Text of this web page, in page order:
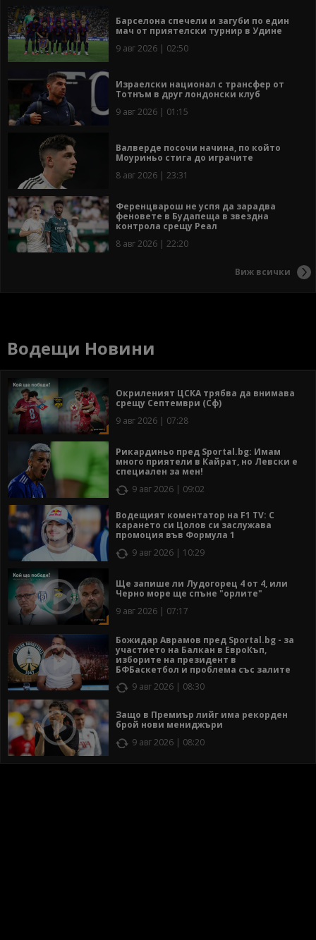
Барселона спечели и загуби по един
мач от приятелски турнир в Удине
9 авг 2026 | 02:50
Израелски национал с трансфер от
Тотнъм в друг лондонски клуб
9 авг 2026 | 01:15
Валверде посочи начина, по който
Моуриньо стига до играчите
8 авг 2026 | 23:31
Ференцварош не успя да зарадва
феновете в Будапеща в звездна
контрола срещу Реал
8 авг 2026 | 22:20
Виж всички
Водещи Новини
Окриленият ЦСКА трябва да внимава
срещу Септември (Сф)
9 авг 2026 | 07:28
Рикардиньо пред Sportal.bg: Имам
много приятели в Кайрат, но Левски е
специален за мен!
9 авг 2026 | 09:02
Водещият коментатор на F1 TV: С
карането си Цолов си заслужава
промоция във Формула 1
9 авг 2026 | 10:29
Ще запише ли Лудогорец 4 от 4, или
Черно море ще спъне "орлите"
9 авг 2026 | 07:17
Божидар Аврамов пред Sportal.bg - за
участието на Балкан в ЕвроКъп,
изборите на президент в
БФБаскетбол и проблема със залите
9 авг 2026 | 08:30
Защо в Премиър лийг има рекорден
брой нови мениджъри
9 авг 2026 | 08:20